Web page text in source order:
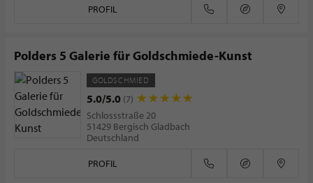
PROFIL
Polders 5 Galerie für Goldschmiede-Kunst
GOLDSCHMIED
5.0/5.0 (7)
Schlossstraße 20
51429 Bergisch Gladbach
Deutschland
PROFIL